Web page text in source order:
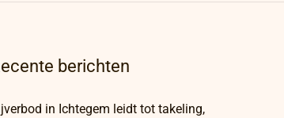
berichten
in Ichtegem leidt tot takeling,